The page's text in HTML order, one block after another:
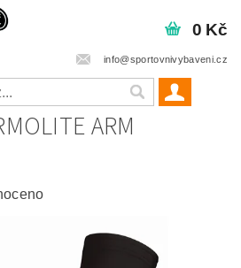
info@sportovnivybaveni.cz
0 Kč
ARM